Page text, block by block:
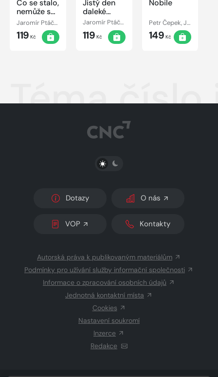
Co se stalo,
nemůže se
odestát
Jaromír Ptáček
119 Kč
Jistý den
daleké
minulosti Jaromír Ptáček
119 Kč
Nobile
Petr Čepek, Jaromír Ptáček, Miroslav Moravec, Vladimír Ráž, Ladislav Mrkvička, Vladimír Šmeral, Ilja Racek, Felix le Breux, Josef Patočka
149 Kč
Téma číslo
PŘEPNOUT SVĚTLÝ/TMAVÝ REŽIM
Dotazy O nás
VOP Kontakty
Autorská práva k publikovaným materiálům
Podmínky pro užívání služby informační společnosti
Informace o zpracování osobních údajů
Jednotná kontaktní místa
Cookies
Nastavení soukromí
Inzerce
Redakce